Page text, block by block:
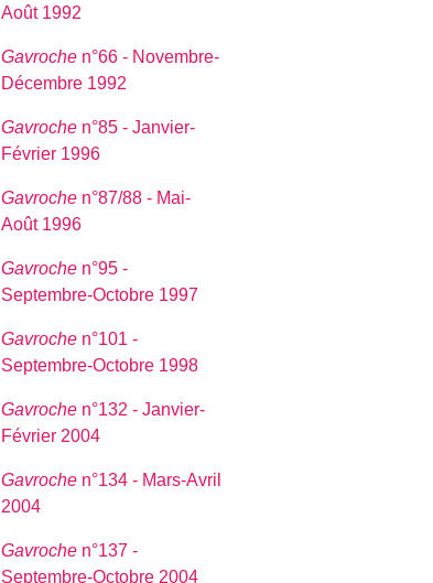
Août 1992
Gavroche n°66 - Novembre-
Décembre 1992
Gavroche n°85 - Janvier-
Février 1996
Gavroche n°87/88 - Mai-
Août 1996
Gavroche n°95 -
Septembre-Octobre 1997
Gavroche n°101 -
Septembre-Octobre 1998
Gavroche n°132 - Janvier-
Février 2004
Gavroche n°134 - Mars-Avril
2004
Gavroche n°137 -
Septembre-Octobre 2004